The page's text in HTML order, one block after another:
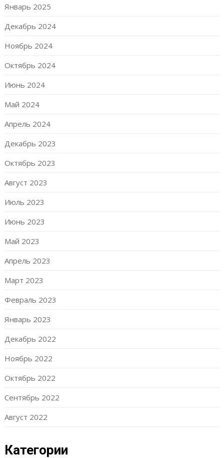
Январь 2025
Декабрь 2024
Ноябрь 2024
Октябрь 2024
Июнь 2024
Май 2024
Апрель 2024
Декабрь 2023
Октябрь 2023
Август 2023
Июль 2023
Июнь 2023
Май 2023
Апрель 2023
Март 2023
Февраль 2023
Январь 2023
Декабрь 2022
Ноябрь 2022
Октябрь 2022
Сентябрь 2022
Август 2022
Категории